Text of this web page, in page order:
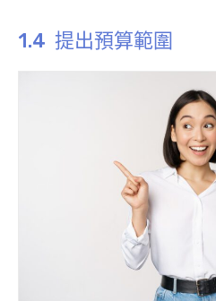
提出預算範圍